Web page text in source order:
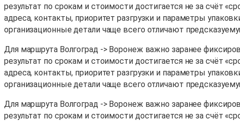
результат по срокам и стоимости достигается не за счёт
адреса, контакты, приоритет разгрузки и параметры
организационные детали чаще всего отличают
Для маршрута Волгоград -> Воронеж важно заранее
результат по срокам и стоимости достигается не за счёт
адреса, контакты, приоритет разгрузки и параметры
организационные детали чаще всего отличают
Для маршрута Волгоград -> Воронеж важно заранее
результат по срокам и стоимости достигается не за счёт